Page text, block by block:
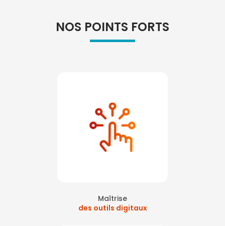
NOS POINTS FORTS
Maîtrise
des outils digitaux